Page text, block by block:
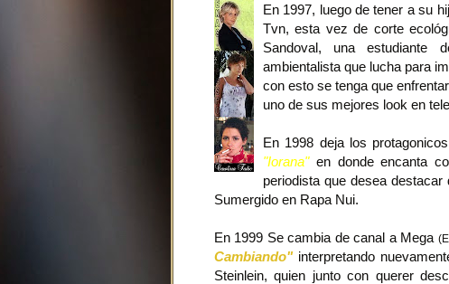
En 1997, luego de tener a su
Tvn, esta vez de corte
Sandoval, una estudiante
ambientalista que lucha para
con esto se tenga que
uno de sus mejores look en
En 1998 deja los
"Iorana"en donde encanta
periodista que desea
Sumergido en Rapa Nui.
En 1999 Se cambia de canal a Mega
Cambiando"interpretando
Steinlein, quien junto con querer